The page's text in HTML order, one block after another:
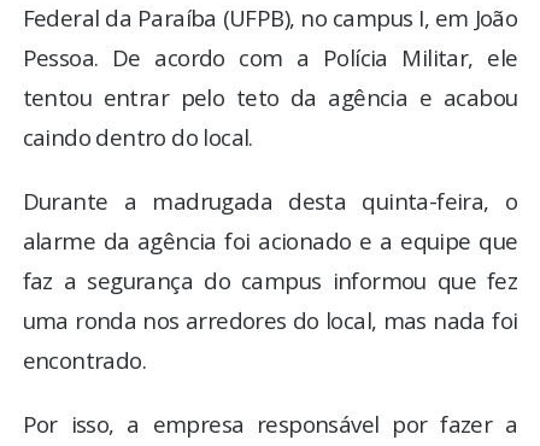
Federal da Paraíba (UFPB), no campus I, em João
Pessoa. De acordo com a Polícia Militar, ele
tentou entrar pelo teto da agência e acabou
caindo dentro do local.
Durante a madrugada desta quinta-feira, o
alarme da agência foi acionado e a equipe que
faz a segurança do campus informou que fez
uma ronda nos arredores do local, mas nada foi
encontrado.
Por isso, a empresa responsável por fazer a